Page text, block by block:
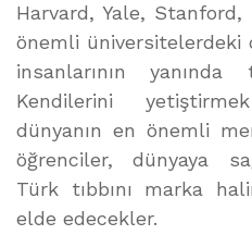
Harvard, Yale,
önemli üniversitelerdeki
insanlarının yanında
Kendilerini
dünyanın en önemli
öğrenciler, dünyaya
Türk tıbbını marka
elde edecekler.